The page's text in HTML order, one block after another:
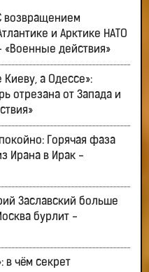
возвращением
и Арктике НАТО
действия»
Киеву, а Одессе»:
отрезана от Запада и
Горячая фаза
Ирана в Ирак -
Заславский больше
бурлит -
в чём секрет